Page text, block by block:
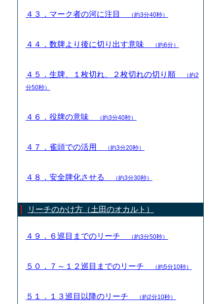
４３．マーク者の河に注目 （約3分40秒）
４４．数牌より後に切り出す意味 （約6分）
４５．生牌、１枚切れ、２枚切れの切り順
（約2
分50秒）
４６．役牌の意味 （約3分40秒）
４７．雀頭での活用 （約3分20秒）
４８．安全牌化させる （約3分30秒）
リーチのかけ方（土田のオカルト）
４９．６巡目までのリーチ （約3分50秒）
５０．７～１２巡目までのリーチ （約5分10秒）
５１．１３巡目以降のリーチ （約2分10秒）